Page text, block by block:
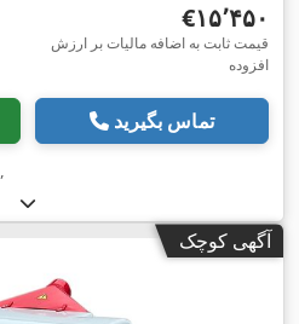
‎€۱۵٬۴۵۰
قیمت ثابت به اضافه مالیات بر ارزش
افزوده
تماس بگیرید
,
آگهی کوچک